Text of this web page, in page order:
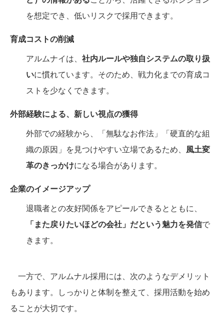
を想定でき、低いリスクで採用できます。
育成コストの削減
アルムナイは、 社内ルールや独自システムの取り扱
いに慣れています。そのため、戦力化までの育成コ
ストを少なくできます。
外部経験による、新しい視点の獲得
外部での経験から、「無駄なお作法」「硬直的な組
織の原因」を見つけやすい立場であるため、 風土変
革のきっかけになる場合があります。
企業のイメージアップ
退職者との友好関係をアピールできるとともに、
「また戻りたいほどの会社」だという魅力を発信で
きます。
一方で、アルムナル採用には、次のようなデメリット
もあります。しっかりと体制を整えて、採用活動を始め
ることが大切です。